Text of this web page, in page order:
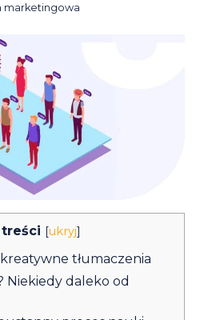
marketingowa
treści [ukryj]
tłumaczenia
Niekiedy daleko od